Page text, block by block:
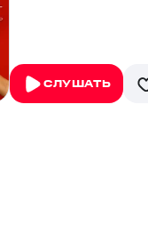
СЛУШАТЬ